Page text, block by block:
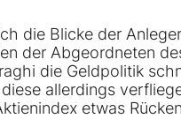
die Blicke der
der Abgeordneten
die Geldpolitik
allerdings
etwas